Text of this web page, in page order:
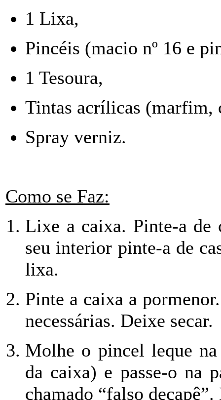
1 Lixa,
Pincéis (macio nº 16 e
1 Tesoura,
Tintas acrílicas (marfim,
Spray verniz.
Como se Faz:
Lixe a caixa. Pinte-a de
seu interior pinte-a de
lixa.
Pinte a caixa a
necessárias. Deixe secar.
Molhe o pincel leque
da caixa) e passe-o na
chamado “falso